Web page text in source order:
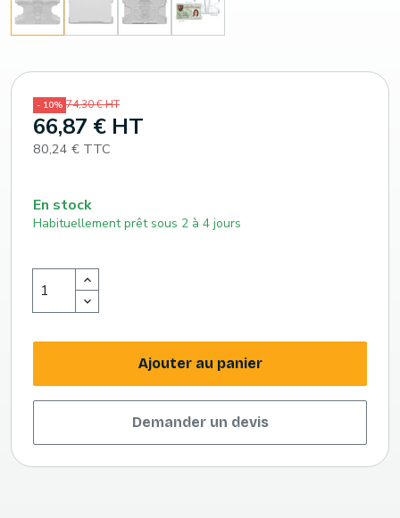
- 10% 74,30 € HT
66,87 € HT
80,24 € TTC
En stock
Habituellement prêt sous 2 à 4 jours
Ajouter au panier
Demander un devis